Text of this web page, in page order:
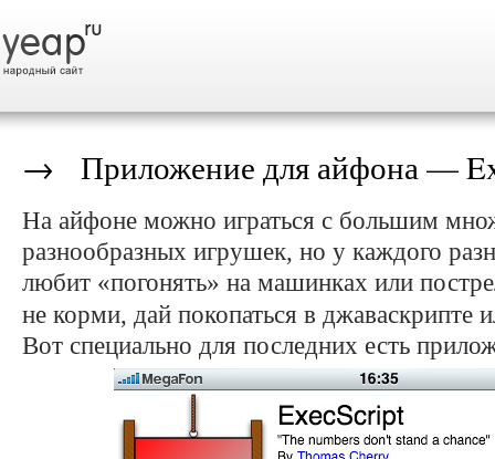
→ Приложение для айфона —
На айфоне можно играться с большим
разнообразных игрушек, но у каждого
любит «погонять» на машинках или
не корми, дай покопаться в джаваскрипте
Вот специально для последних есть